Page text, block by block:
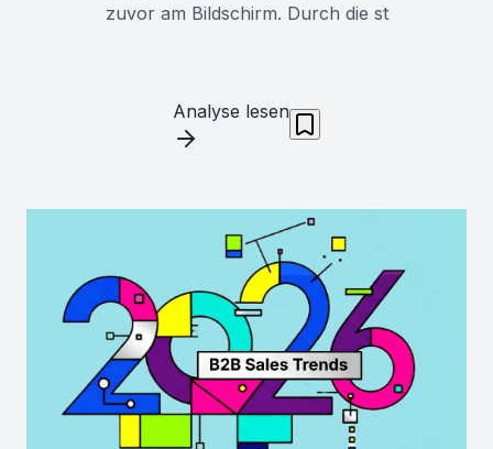
zuvor am Bildschirm. Durch die st
Analyse lesen